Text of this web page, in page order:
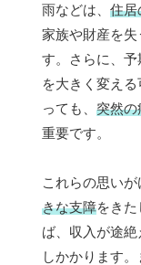
雨などは、 住居
家族や財産を
す。さらに、
を大きく変え
っても、 突然の
重要です。
これらの思いが
きな支障をき
ば、収入が途
しかかります